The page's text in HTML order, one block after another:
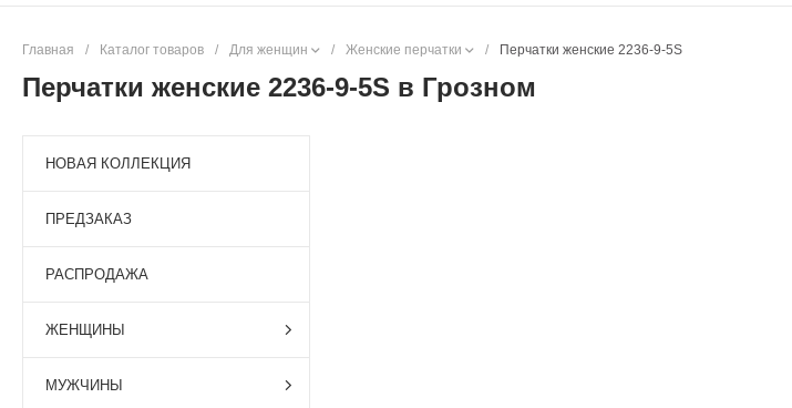
Главная / Каталог товаров / Для женщин / Женские перчатки / Перчатки женские 2236-9-5S
Перчатки женские 2236-9-5S в Грозном
НОВАЯ КОЛЛЕКЦИЯ
ПРЕДЗАКАЗ
РАСПРОДАЖА
ЖЕНЩИНЫ
МУЖЧИНЫ